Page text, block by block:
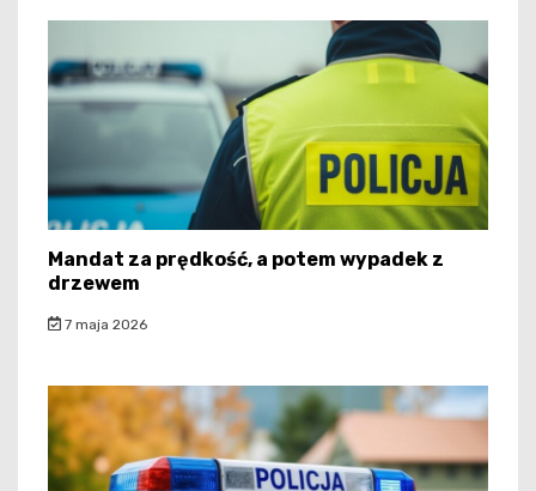
Mandat za prędkość, a potem wypadek z
drzewem
7 maja 2026